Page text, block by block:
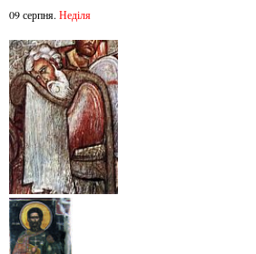
09 серпня. Неділя